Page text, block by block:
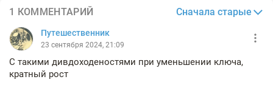
1 КОММЕНТАРИЙ Сначала старые
Путешественник
23 сентября 2024, 21:09
С такими дивдоходеностями при уменьшении ключа,
кратный рост